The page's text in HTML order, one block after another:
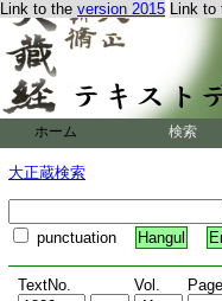
Link to the version 2015 Link to
ホーム 検索
大正蔵検索
punctuation Hangul
TextNo. Vol. Page